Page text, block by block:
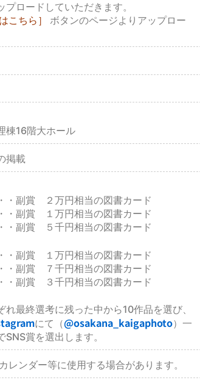
ロードしていただきます。
こちら］
ボタンのページよりアップロー
棟16階大ホール
掲載
・副賞 ２万円相当の図書カード
・副賞 １万円相当の図書カード
・副賞 ５千円相当の図書カード
・副賞 １万円相当の図書カード
・副賞 ７千円相当の図書カード
・副賞 ３千円相当の図書カード
最終選考に残った中から10作品を選び、
にて（@osakana_kaigaphoto）一
賞を選出します。
レンダー等に使用する場合があります。